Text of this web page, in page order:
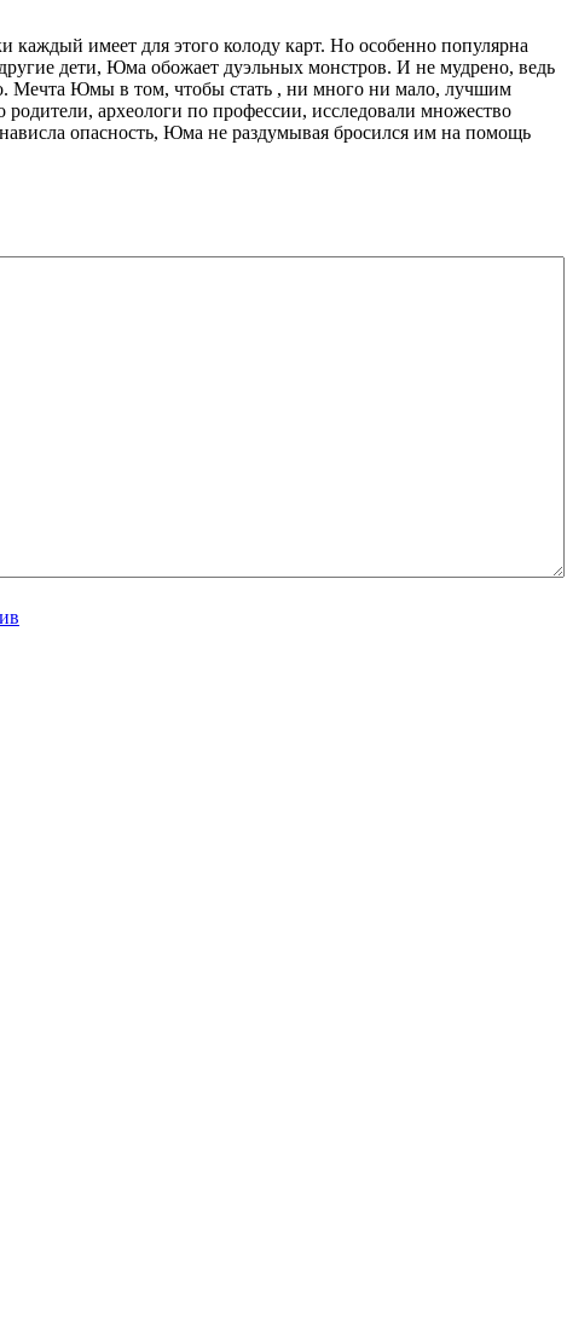
имеет для этого колоду карт. Но особенно популярна
дети, Юма обожает дуэльных монстров. И не мудрено, ведь
Мечта Юмы в том, чтобы стать , ни много ни мало, лучшим
археологи по профессии, исследовали множество
опасность, Юма не раздумывая бросился им на помощь